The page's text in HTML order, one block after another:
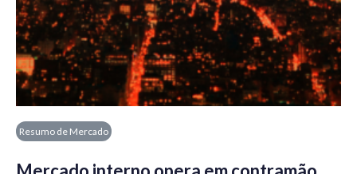
Resumo de Mercado